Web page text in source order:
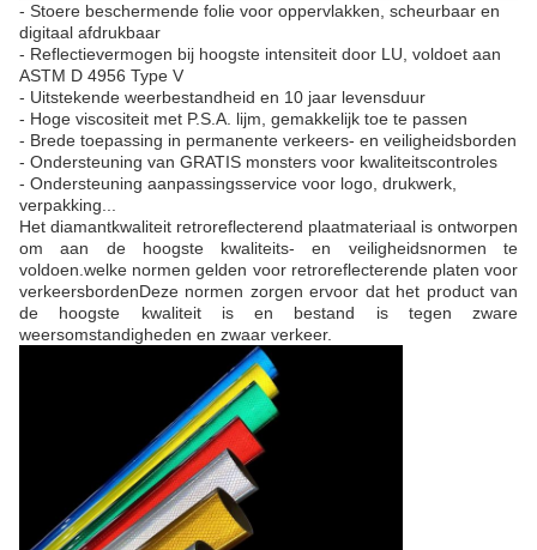
- Stoere beschermende folie voor oppervlakken, scheurbaar en
digitaal afdrukbaar
- Reflectievermogen bij hoogste intensiteit door LU, voldoet aan
ASTM D 4956 Type V
- Uitstekende weerbestandheid en 10 jaar levensduur
- Hoge viscositeit met P.S.A. lijm, gemakkelijk toe te passen
- Brede toepassing in permanente verkeers- en veiligheidsborden
- Ondersteuning van GRATIS monsters voor kwaliteitscontroles
- Ondersteuning aanpassingsservice voor logo, drukwerk,
verpakking...
Het diamantkwaliteit retroreflecterend plaatmateriaal is ontworpen
om aan de hoogste kwaliteits- en veiligheidsnormen te
voldoen.welke normen gelden voor retroreflecterende platen voor
verkeersbordenDeze normen zorgen ervoor dat het product van
de hoogste kwaliteit is en bestand is tegen zware
weersomstandigheden en zwaar verkeer.